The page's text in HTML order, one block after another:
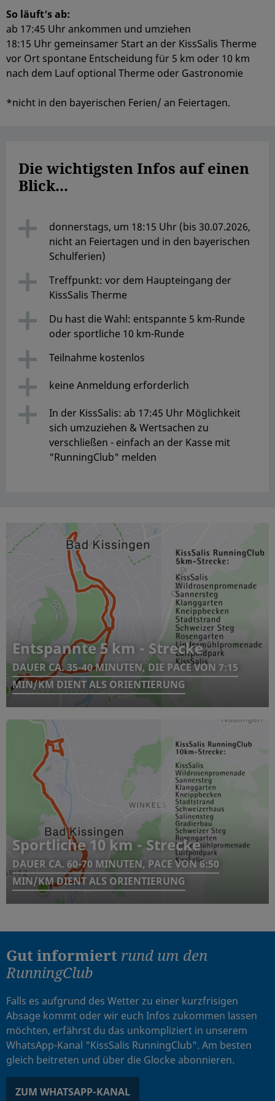
So läuft’s ab:
ab 17:45 Uhr ankommen und umziehen
18:15 Uhr gemeinsamer Start an der KissSalis Therme
vor Ort spontane Entscheidung für 5 km oder 10 km
nach dem Lauf optional Therme oder Gastronomie
*nicht in den bayerischen Ferien/ an Feiertagen.
Die wichtigsten Infos auf einen
Blick...
donnerstags, um 18:15 Uhr (bis 30.07.2026,
nicht an Feiertagen und in den bayerischen
Schulferien)
Treffpunkt: vor dem Haupteingang der
KissSalis Therme
Du hast die Wahl: entspannte 5 km-Runde
oder sportliche 10 km-Runde
Teilnahme kostenlos
keine Anmeldung erforderlich
In der KissSalis: ab 17:45 Uhr Möglichkeit
sich umzuziehen & Wertsachen zu
verschließen - einfach an der Kasse mit
"RunningClub" melden
Entspannte 5 km - Strecke
DAUER CA. 35-40 MINUTEN, DIE PACE VON 7:15
MIN/KM DIENT ALS ORIENTIERUNG
Sportliche 10 km - Strecke
DAUER CA. 60-70 MINUTEN, PACE VON 6:50
MIN/KM DIENT ALS ORIENTIERUNG
Gut informiert rund um den
RunningClub
Falls es aufgrund des Wetter zu einer kurzfrisigen
Absage kommt oder wir euch Infos zukommen lassen
möchten, erfährst du das unkompliziert in unserem
WhatsApp-Kanal "KissSalis RunningClub". Am besten
gleich beitreten und über die Glocke abonnieren.
ZUM WHATSAPP-KANAL